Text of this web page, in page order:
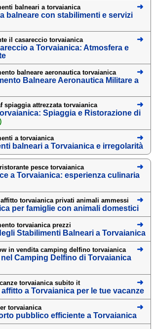
balneari a torvaianica
balneare con stabilimenti e servizi
il casareccio torvaianica
a Torvaianica: Atmosfera e
balneare aeronautica torvaianica
Balneare Aeronautica Militare a
spiaggia attrezzata torvaianica
Spiaggia e Ristorazione di
a torvaianica
balneari a Torvaianica e irregolarità
pesce torvaianica
a Torvaianica: esperienza culinaria
torvaianica privati animali ammessi
per famiglie con animali domestici
torvaianica prezzi
Stabilimenti Balneari a Torvaianica
in vendita camping delfino torvaianica
Camping Delfino di Torvaianica
torvaianica subito it
a Torvaianica per le tue vacanze
torvaianica
pubblico efficiente a Torvaianica